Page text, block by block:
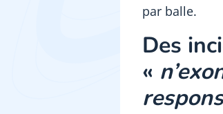
par balle.
Des
«